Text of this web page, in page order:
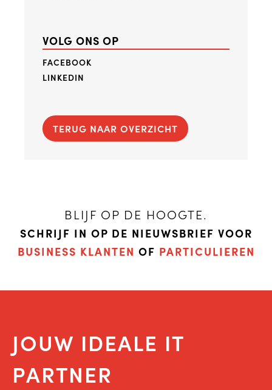
VOLG ONS OP
FACEBOOK
LINKEDIN
TERUG NAAR OVERZICHT
BLIJF OP DE HOOGTE.
SCHRIJF IN OP DE NIEUWSBRIEF VOOR
BUSINESS KLANTEN OF PARTICULIEREN
JOUW IDEALE IT
PARTNER